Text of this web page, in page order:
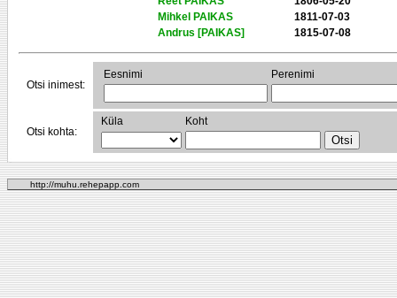
Mihkel PAIKAS
1811-07-03
Andrus [PAIKAS]
1815-07-08
Otsi inimest:
Eesnimi Perenimi
Otsi kohta:
Küla Koht
http://muhu.rehepapp.com